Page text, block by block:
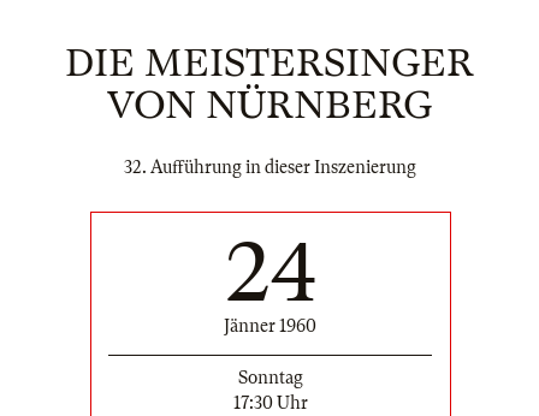
DIE MEISTERSINGER
VON NÜRNBERG
32. Aufführung in dieser Inszenierung
24
Jänner 1960
Sonntag
17:30 Uhr